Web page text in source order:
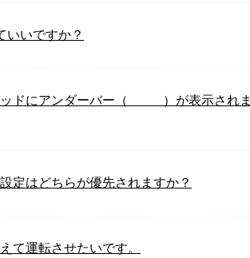
いいですか？
ドにアンダーバー（_ _ _ _）が表示されま
定はどちらが優先されますか？
て運転させたいです。